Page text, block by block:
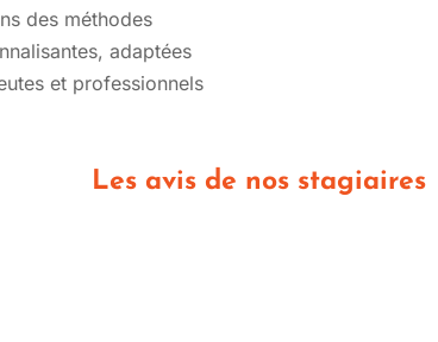
des méthodes
adaptées
et professionnels
Les avis de nos stagiaires